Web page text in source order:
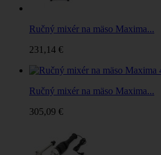
Ručný mixér na mäso Maxima...
231,14 €
Ručný mixér na mäso Maxima...
305,09 €